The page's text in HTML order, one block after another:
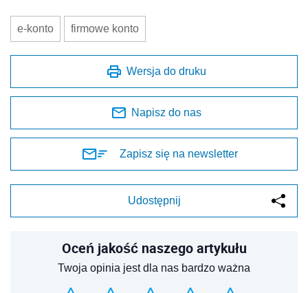
e-konto firmowe konto
Wersja do druku
Napisz do nas
Zapisz się na newsletter
Udostępnij
Oceń jakość naszego artykułu
Twoja opinia jest dla nas bardzo ważna